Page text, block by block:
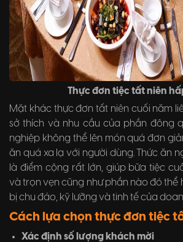
Thực đơn tiệc tất niên
Mặt khác thực đơn tất niên cuối năm
sở thích và nhu cầu của phần đông
nghiệp không thể lên món quá đơn
ăn quá xa lạ với người dùng. Thức ăn
là điểm cộng rất lớn, giúp bữa tiệc
và trọn vẹn cũng như phần nào đó thể
bị chu đáo, kỹ lưỡng và tinh tế của
Cách lựa chọn thực đơn tiệc
Xác định số lượng khách mời